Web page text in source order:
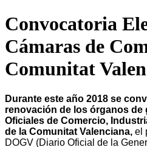
Convocatoria
Cámaras de
Comunitat
Durante este año 2018 se
renovación de los órganos de
Oficiales de Comercio,
de la Comunitat Valenciana, el
DOGV (Diario Oficial de la